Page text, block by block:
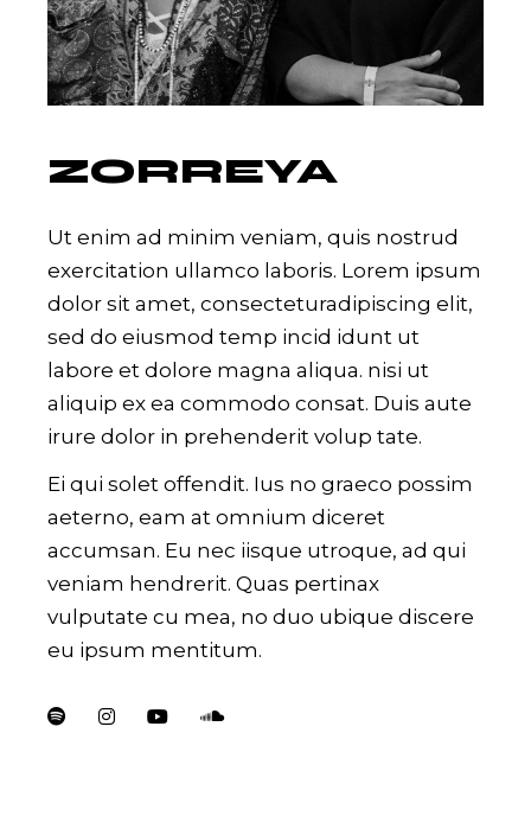
ZORREYA
Ut enim ad minim veniam, quis nostrud
exercitation ullamco laboris. Lorem ipsum
dolor sit amet, consecteturadipiscing elit,
sed do eiusmod temp incid idunt ut
labore et dolore magna aliqua. nisi ut
aliquip ex ea commodo consat. Duis aute
irure dolor in prehenderit volup tate.
Ei qui solet offendit. Ius no graeco possim
aeterno, eam at omnium diceret
accumsan. Eu nec iisque utroque, ad qui
veniam hendrerit. Quas pertinax
vulputate cu mea, no duo ubique discere
eu ipsum mentitum.